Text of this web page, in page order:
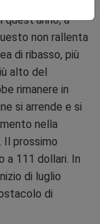
quest'anno, a
non rallenta
di ribasso, più
alto del
rimanere in
si arrende e si
nella
Il prossimo
a 111 dollari. In
di luglio
di